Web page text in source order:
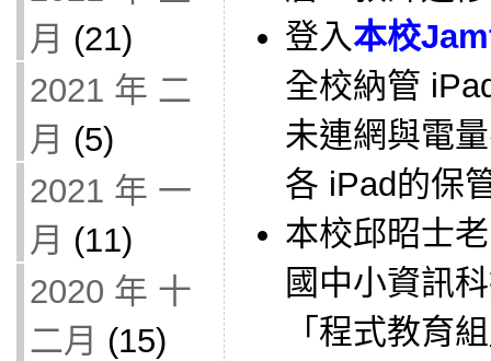
月 (21)
2021 年 二
月 (5)
2021 年 一
月 (11)
2020 年 十
二月 (15)
登入本校
全校納管
未連網與電
各 iPad的保
本校邱昭士
國中小資訊
「程式教育